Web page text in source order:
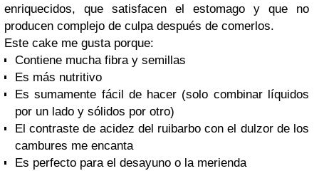
enriquecidos, que satisfacen el estomago y que no
producen complejo de culpa después de comerlos.
Este cake me gusta porque:
Contiene mucha fibra y semillas
Es más nutritivo
Es sumamente fácil de hacer (solo combinar líquidos
por un lado y sólidos por otro)
El contraste de acidez del ruibarbo con el dulzor de los
cambures me encanta
Es perfecto para el desayuno o la merienda